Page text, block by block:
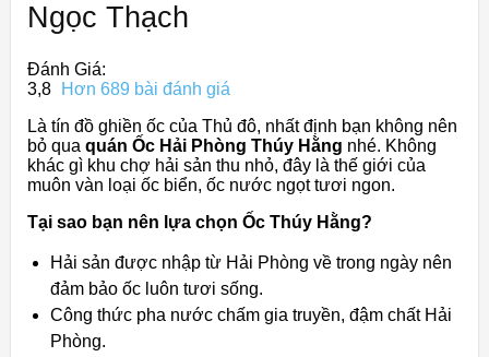
Ngọc Thạch
Đánh Giá:
3,8
Hơn 689 bài đánh giá
Là tín đồ ghiền ốc của Thủ đô, nhất định bạn không nên
bỏ qua quán Ốc Hải Phòng Thúy Hằng nhé. Không
khác gì khu chợ hải sản thu nhỏ, đây là thế giới của
muôn vàn loại ốc biển, ốc nước ngọt tươi ngon.
Tại sao bạn nên lựa chọn Ốc Thúy Hằng?
Hải sản được nhập từ Hải Phòng về trong ngày nên
đảm bảo ốc luôn tươi sống.
Công thức pha nước chấm gia truyền, đậm chất Hải
Phòng.